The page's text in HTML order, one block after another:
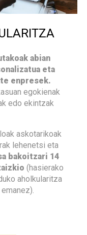
abian
eta
enpresek.
egokienak
edo ekintzak
askotarikoak
lehenetsi eta
bakoitzari 14
(hasierako
aholkularitza